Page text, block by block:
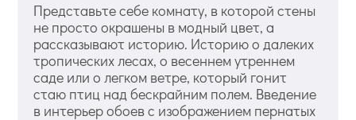
Представьте себе комнату, в которой стены
не просто окрашены в модный цвет, а
рассказывают историю. Историю о далеких
тропических лесах, о весеннем утреннем
саде или о легком ветре, который гонит
стаю птиц над бескрайним полем. Введение
в интерьер обоев с изображением пернатых